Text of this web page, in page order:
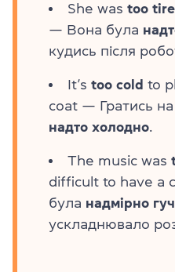
She was too
— Вона була
кудись після
It’s too cold to
coat — Гратись на
надто холодно
The music was
difficult to have a
була надмірно
ускладнювало